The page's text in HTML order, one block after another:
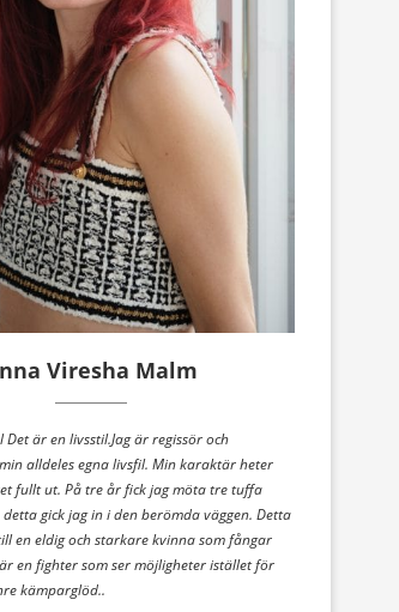
Viresha Malm
är en livsstil.Jag är regissör och
alldeles egna livsfil. Min karaktär heter
fullt ut. På tre år fick jag möta tre tuffa
gick jag in i den berömda väggen. Detta
en eldig och starkare kvinna som fångar
en fighter som ser möjligheter istället för
kämparglöd..